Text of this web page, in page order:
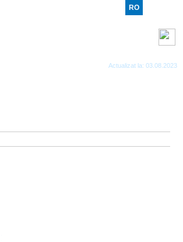
RO
Actualizat la: 03.08.2023